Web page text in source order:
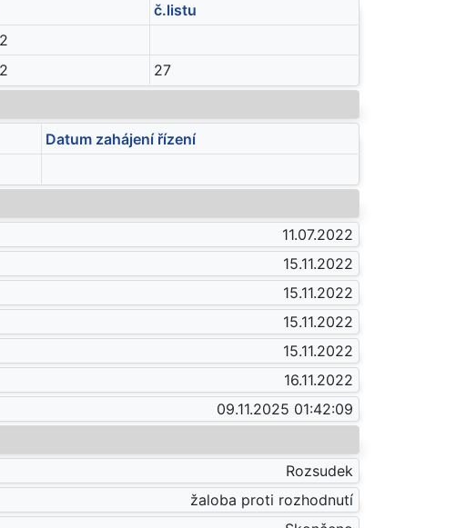
č.listu
27
Datum zahájení řízení
11.07.2022
15.11.2022
15.11.2022
15.11.2022
15.11.2022
16.11.2022
09.11.2025 01:42:09
Rozsudek
žaloba proti rozhodnutí